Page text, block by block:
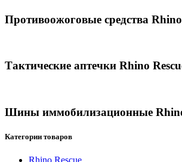
Противоожоговые средства Rhino
Тактические аптечки Rhino
Шины иммобилизационные
Категории товаров